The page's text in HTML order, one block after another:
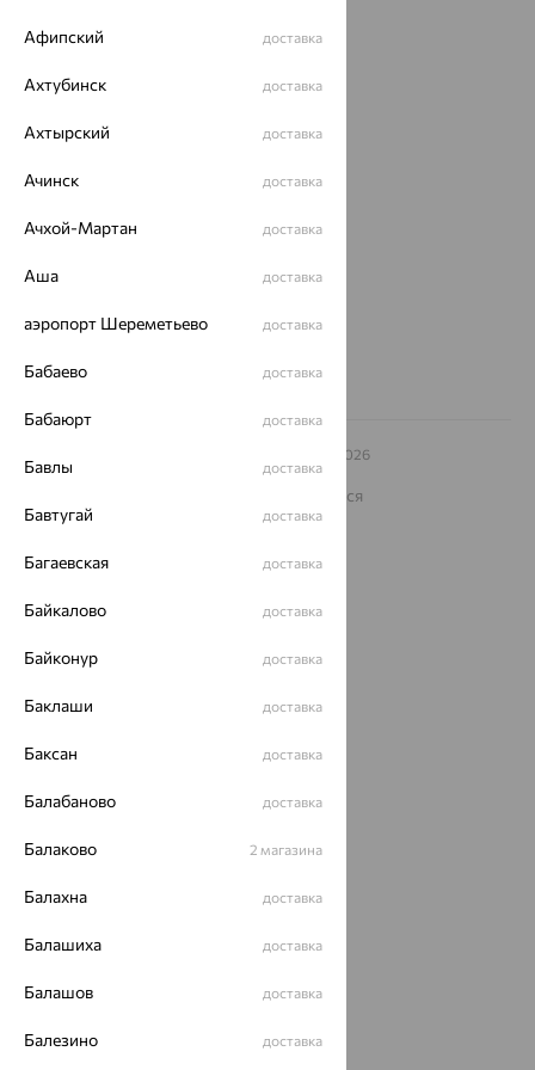
Покупателям
О нас
Магазины и доставка г. Липецк
еще 3
Другие города
Заказать звонок
– 2026
Архив акций
Карта сайта
На информационном ресурсе применяются
рекомендательные технологии
Политика конфеденциальности
Разработка сайта —
Афипский доставка
Ахтубинск доставка
Ахтырский доставка
Ачинск доставка
Ачхой-Мартан доставка
Аша доставка
аэропорт Шереметьево доставка
Бабаево доставка
Бабаюрт доставка
Бавлы доставка
Бавтугай доставка
Багаевская доставка
Байкалово доставка
Байконур доставка
Баклаши доставка
Баксан доставка
Балабаново доставка
Балаково 2 магазина
Балахна доставка
Балашиха доставка
Балашов доставка
Балезино доставка